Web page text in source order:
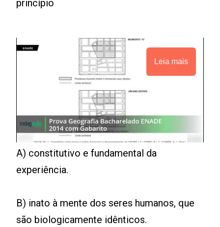
princípio
Leia mais
A) constitutivo e fundamental da
experiência.
B) inato à mente dos seres humanos, que
são biologicamente idênticos.